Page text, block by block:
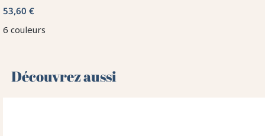
53,60 €
6 couleurs
Découvrez aussi 🌻